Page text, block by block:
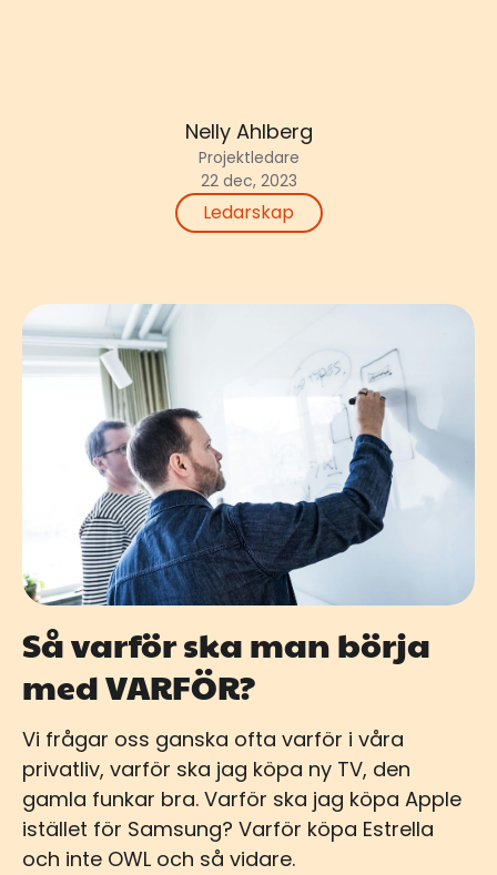
Nelly Ahlberg
Projektledare
22 dec, 2023
Ledarskap
Så varför ska man börja
med VARFÖR?
Vi frågar oss ganska ofta varför i våra
privatliv, varför ska jag köpa ny TV, den
gamla funkar bra. Varför ska jag köpa Apple
istället för Samsung? Varför köpa Estrella
och inte OWL och så vidare.